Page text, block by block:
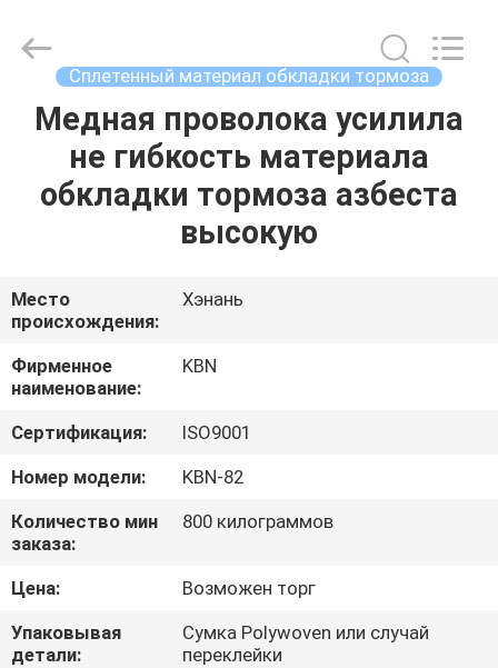
ДОМ
ПРОДУКТЫ
НАС
ПУТЕШЕСТВИЕ
ФАБРИКИ
ПРОВЕРКА
КАЧЕСТВА
СВЯЖИТЕСЬ
МЫ
Reserved.
Сплетенный материал обкладки тормоза
Медная проволока усилила
не гибкость материала
обкладки тормоза азбеста
высокую
Место
происхождения:
Хэнань
Фирменное
наименование:
KBN
Сертификация:
ISO9001
Номер модели:
KBN-82
Количество мин
заказа:
800 килограммов
Цена:
Возможен торг
Упаковывая
детали:
Сумка Polywoven или случай
переклейки